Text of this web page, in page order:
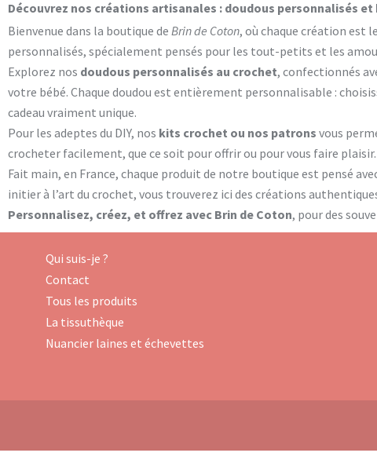
Découvrez nos créations artisanales : doudous personnalisés
Bienvenue dans la boutique de Brin de Coton, où chaque création est
personnalisés, spécialement pensés pour les tout-petits et les
Explorez nos doudous personnalisés au crochet, confectionnés
votre bébé. Chaque doudou est entièrement personnalisable :
cadeau vraiment unique.
Pour les adeptes du DIY, nos kits crochet ou nos patrons vous
crocheter facilement, que ce soit pour offrir ou pour vous faire
Fait main, en France, chaque produit de notre boutique est pensé
initier à l’art du crochet, vous trouverez ici des créations
Personnalisez, créez, et offrez avec Brin de Coton, pour des
Qui suis-je ?
Contact
Tous les produits
La tissuthèque
Nuancier laines et échevettes